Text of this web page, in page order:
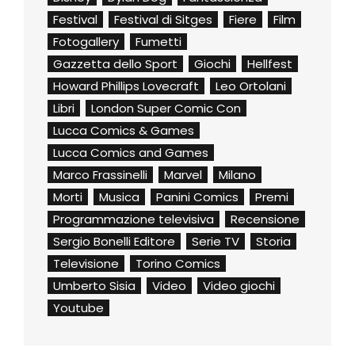
Festival
Festival di Sitges Fiere
Film
Fotogallery
Fumetti
Gazzetta dello Sport
Giochi
Hellfest
Howard Phillips Lovecraft
Leo Ortolani
Libri
London Super Comic Con
Lucca Comics & Games
Lucca Comics and Games
Marco Frassinelli
Marvel
Milano
Morti
Musica Panini Comics
Premi
Programmazione televisiva
Recensione
Sergio Bonelli Editore
Serie TV
Storia
Televisione
Torino Comics
Umberto Sisia
Video
Video giochi
Youtube